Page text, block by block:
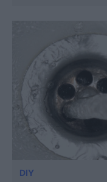
DIY